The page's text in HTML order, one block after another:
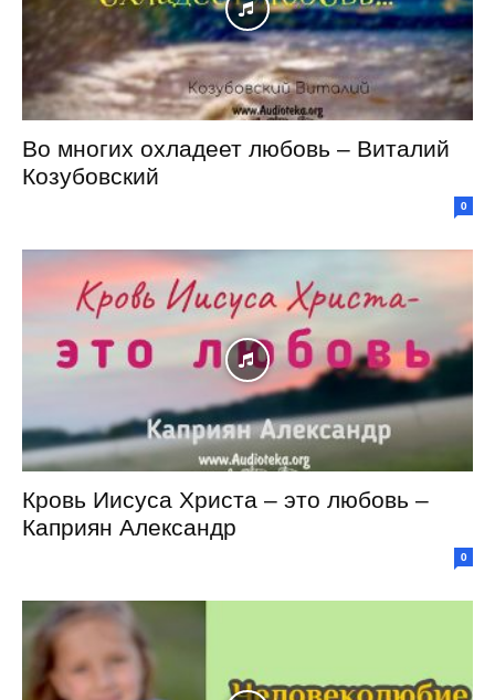
Во многих охладеет любовь – Виталий
Козубовский
0
Кровь Иисуса Христа – это любовь –
Каприян Александр
0